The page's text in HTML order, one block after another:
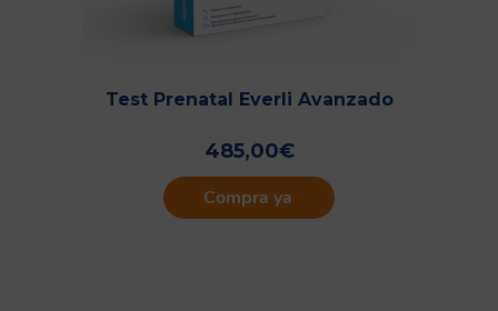
Test Prenatal Everli Avanzado
485,00€
Compra ya